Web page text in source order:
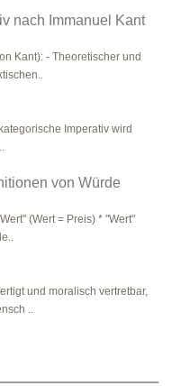
nach Immanuel Kant
Kant): - Theoretischer und
Imperativ wird
von Würde
(Wert = Preis) * "Wert"
und moralisch vertretbar,
..